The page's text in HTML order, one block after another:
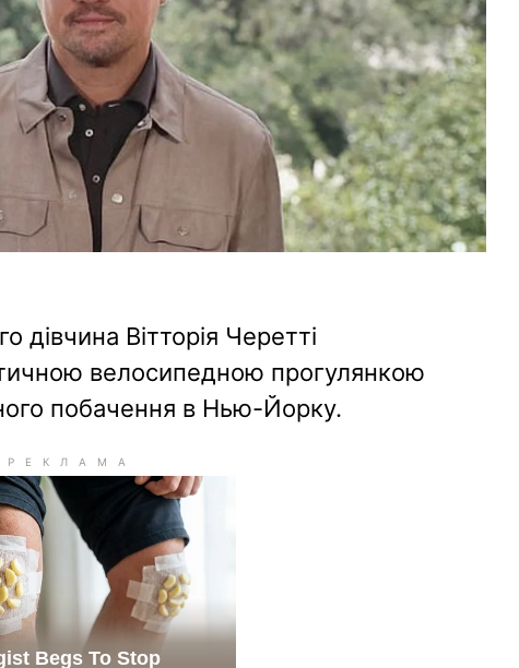
дівчина Вітторія Черетті
велосипедною прогулянкою
побачення в Нью-Йорку.